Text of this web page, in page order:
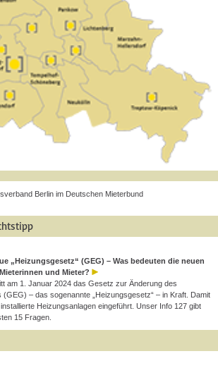
Berlin im Deutschen Mieterbund
„Heizungsgesetz“ (GEG) – Was bedeuten die neuen
und Mieter?
am 1. Januar 2024 das Gesetz zur Änderung des
– das sogenannte „Heizungsgesetz“ – in Kraft. Damit
Heizungsanlagen eingeführt. Unser Info 127 gibt
15 Fragen.